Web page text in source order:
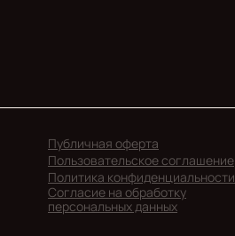
Публичная оферта
Пользовательское соглашение
Политика конфиденциальности
Согласие на обработку
персональных данных